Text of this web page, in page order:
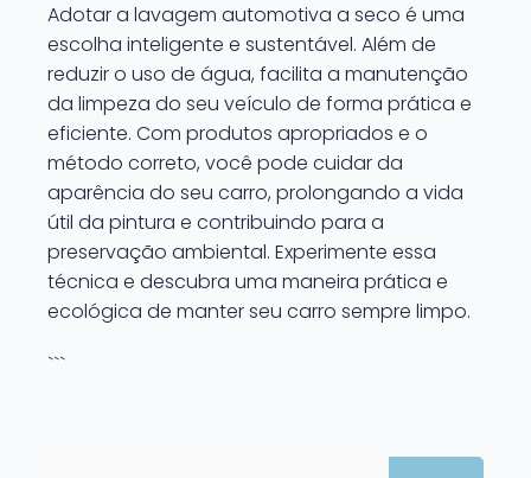
Adotar a lavagem automotiva a seco é uma
escolha inteligente e sustentável. Além de
reduzir o uso de água, facilita a manutenção
da limpeza do seu veículo de forma prática e
eficiente. Com produtos apropriados e o
método correto, você pode cuidar da
aparência do seu carro, prolongando a vida
útil da pintura e contribuindo para a
preservação ambiental. Experimente essa
técnica e descubra uma maneira prática e
ecológica de manter seu carro sempre limpo.
```